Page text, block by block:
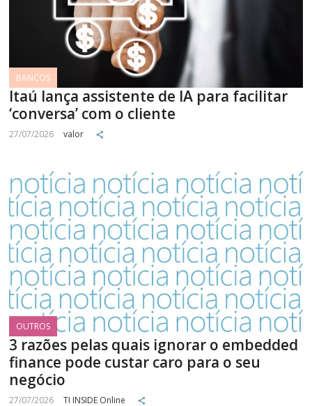
BANCOS
Itaú lança assistente de IA para facilitar
‘conversa’ com o cliente
27/07/2026 valor
OUTROS
3 razões pelas quais ignorar o embedded
finance pode custar caro para o seu
negócio
27/07/2026 TI INSIDE Online